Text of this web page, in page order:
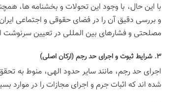
با این حال، با وجود این تحولات و بخشنامه ها،
و بررسی دقیق آن را در فضای حقوقی و اجتماعی
مصلحتی و فشارهای بین المللی در تعیین سرنوشت
۳. شرایط ثبوت و اجرای حد رجم (ارکان اصلی)
اجرای حد رجم، مانند سایر حدود الهی، منوط به
شده اند که اثبات جرم و اجرای مجازات را در موارد